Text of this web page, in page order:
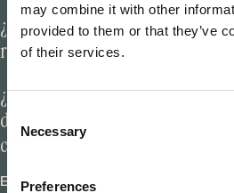
may combine it with other
provided to them or that they’ve
of their services.
Consent
Selection
Necessary
Preferences
¿Qué papel juega el Project
reforma de espacios de lujo y
¿Por qué la sostenibilidad es
de proyectos integrales para
contemporáneos?
En el interiorismo de lujo actual, la